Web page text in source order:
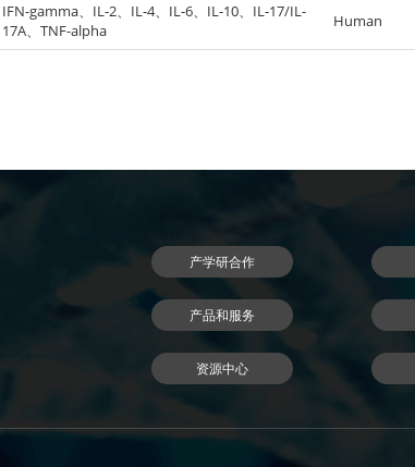
IFN-gamma、IL-2、IL-4、IL-6、IL-10、IL-17/IL-
17A、TNF-alpha
Human
产学研合作
产品和服务
资源中心